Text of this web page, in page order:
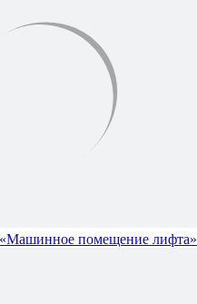
помещение лифта»